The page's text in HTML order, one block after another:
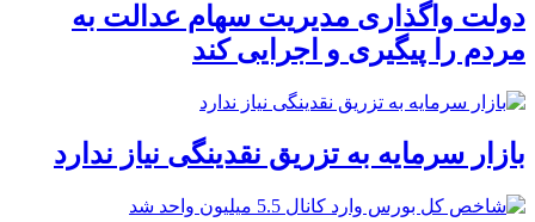
دولت واگذاری مدیریت سهام عدالت به
مردم را پیگیری و اجرایی کند
بازار سرمایه به تزریق نقدینگی نیاز ندارد